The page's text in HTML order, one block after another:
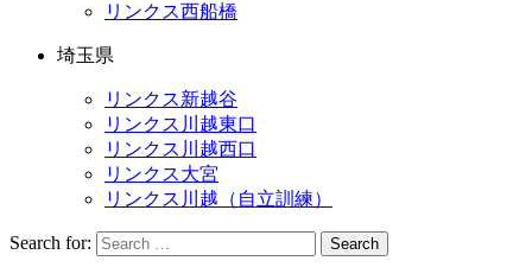
リンクス西船橋
埼玉県
リンクス新越谷
リンクス川越東口
リンクス川越西口
リンクス大宮
リンクス川越（自立訓練）
Search for: Search